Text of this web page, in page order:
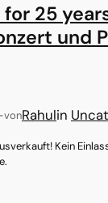
25
und
vonRahulin
Kein